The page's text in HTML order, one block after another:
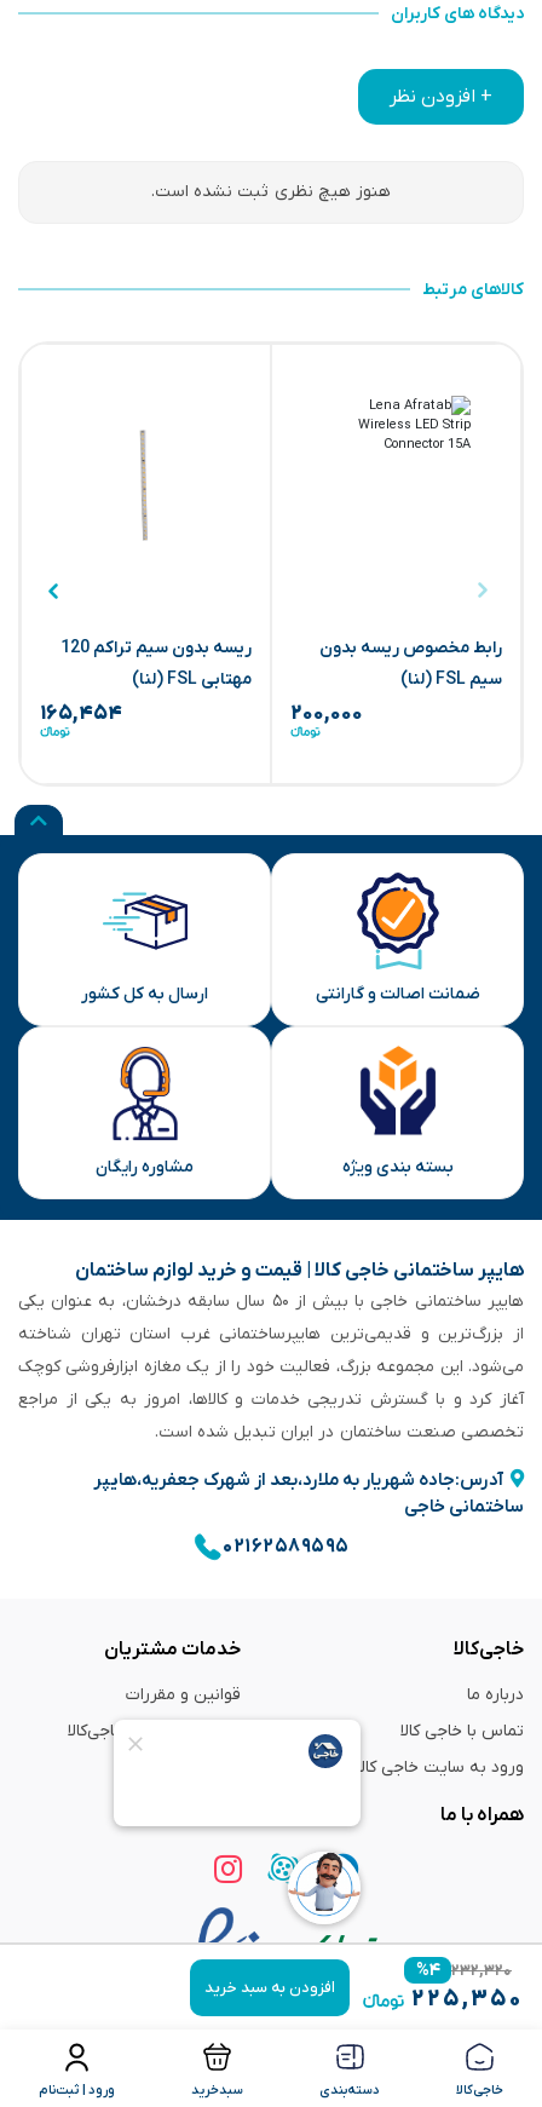
خاجی‌کالا دسته‌بندی سبدخرید ورود | ثبت‌نام
۲۳۲,۳۲۰ ۴%
۲۲۵,۳۵۰ افزودن به سبد خرید
دیدگاه های کاربران
+ افزودن نظر
هنوز هیچ نظری ثبت نشده است.
کالاهای مرتبط
رابط مخصوص ریسه بدون
سیم FSL (لنا)
۲۰۰,۰۰۰
ریسه بدون سیم تراکم 120
مهتابی FSL (لنا)
۱۶۵,۴۵۴
ضمانت اصالت و گارانتی ارسال به کل کشور
بسته بندی ویژه مشاوره رایگان
هایپر ساختمانی خاجی‌ کالا | قیمت و خرید لوازم ساختمان
هایپر ساختمانی خاجی‌ با بیش از ۵۰ سال سابقه‌ درخشان، به عنوان یکی
از بزرگ‌ترین و قدیمی‌ترین هایپرساختمانی‌ غرب استان تهران شناخته
می‌شود. این مجموعه بزرگ، فعالیت خود را از یک مغازه ابزارفروشی کوچک
آغاز کرد و با گسترش تدریجی خدمات و کالاها، امروز به یکی از مراجع
تخصصی صنعت ساختمان در ایران تبدیل شده است.
آدرس:جاده شهریار به ملارد،بعد از شهرک جعفریه،هایپر
ساختمانی خاجی
۰۲۱۶۲۵۸۹۵۹۵
خاجی‌کالا
درباره ما
تماس با خاجی کالا
ورود به سایت خاجی‌ کالا
خدمات مشتریان
قوانین و مقررات
راهنمای خرید از خاجی‌کالا
همراه با ما
استفاده از مطالب فروشگاه اینترنتی خاجی‌ کالا
فقط برای مقاصد غیر تجاری و با ذکر
منبع بلامانع است.